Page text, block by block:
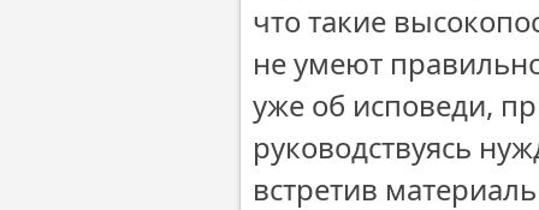
что такие
не умеют
уже об исповеди,
руководствуясь
встретив